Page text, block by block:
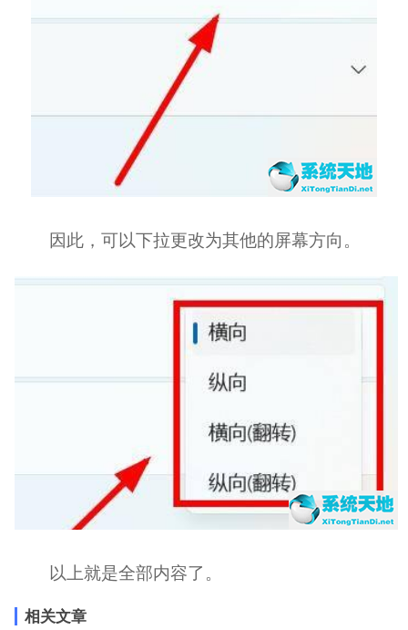
因此，可以下拉更改为其他的屏幕方向。
以上就是全部内容了。
相关文章